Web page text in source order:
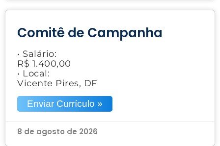
Comitê de Campanha
• Salário:
R$ 1.400,00
• Local:
Vicente Pires, DF
Enviar Currículo »
8 de agosto de 2026